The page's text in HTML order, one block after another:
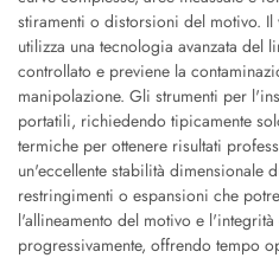
stiramenti o distorsioni del motivo.
utilizza una tecnologia avanzata del
controllato e previene la
manipolazione. Gli strumenti per
portatili, richiedendo tipicamente
termiche per ottenere risultati
un'eccellente stabilità dimensionale
restringimenti o espansioni che
l'allineamento del motivo e
progressivamente, offrendo tempo